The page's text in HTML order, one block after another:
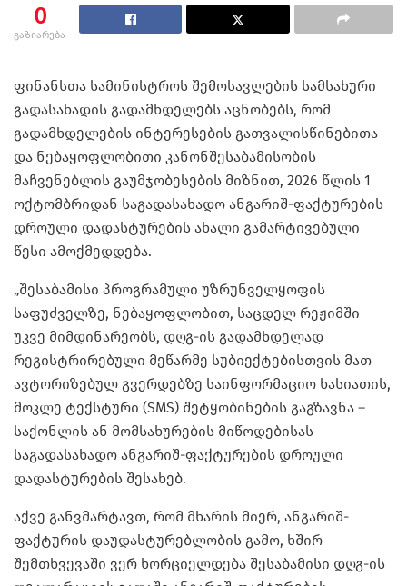
0
გაზიარება
ფინანსთა სამინისტროს შემოსავლების სამსახური
გადასახადის გადამხდელებს აცნობებს, რომ
გადამხდელების ინტერესების გათვალისწინებითა
და ნებაყოფლობითი კანონშესაბამისობის
მაჩვენებლის გაუმჯობესების მიზნით, 2026 წლის 1
ოქტომბრიდან საგადასახადო ანგარიშ-ფაქტურების
დროული დადასტურების ახალი გამარტივებული
წესი ამოქმედდება.
„შესაბამისი პროგრამული უზრუნველყოფის
საფუძველზე, ნებაყოფლობით, საცდელ რეჟიმში
უკვე მიმდინარეობს, დღგ-ის გადამხდელად
რეგისტრირებული მეწარმე სუბიექტებისთვის მათ
ავტორიზებულ გვერდებზე საინფორმაციო ხასიათის,
მოკლე ტექსტური (SMS) შეტყობინების გაგზავნა –
საქონლის ან მომსახურების მიწოდებისას
საგადასახადო ანგარიშ-ფაქტურების დროული
დადასტურების შესახებ.
აქვე განვმარტავთ, რომ მხარის მიერ, ანგარიშ-
ფაქტურის დაუდასტურებლობის გამო, ხშირ
შემთხვევაში ვერ ხორციელდება შესაბამისი დღგ-ის